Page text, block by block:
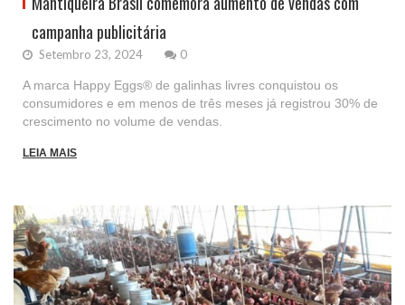
campanha publicitária
Setembro 23, 2024 0
A marca Happy Eggs® de galinhas livres conquistou os
consumidores e em menos de três meses já registrou 30% de
crescimento no volume de vendas.
LEIA MAIS